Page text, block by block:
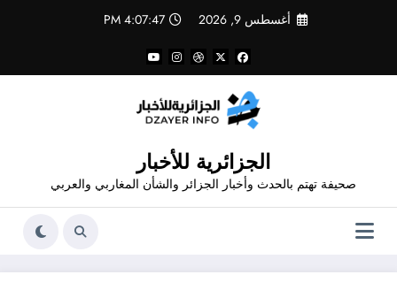
أغسطس 9, 2026 4:07:47 PM
الجزائرية للأخبار
صحيفة تهتم بالحدث وأخبار الجزائر والشأن المغاربي والعربي